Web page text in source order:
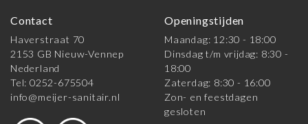
Contact
Haverstraat 70
2153 GB Nieuw-Vennep
Nederland
Tel: 0252-675504
info@meijer-sanitair.nl
Openingstijden
Maandag: 12:30 - 18:00
Dinsdag t/m vrijdag: 8:30 -
18:00
Zaterdag: 8:30 - 16:00
Zon- en feestdagen
gesloten